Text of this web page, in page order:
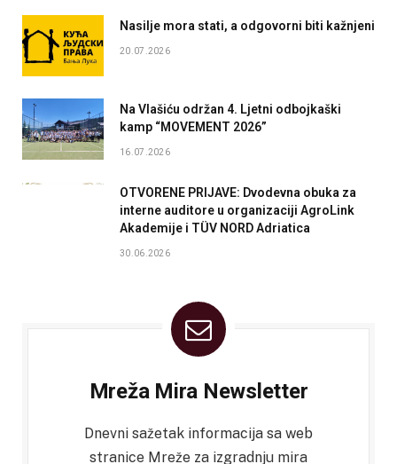
Nasilje mora stati, a odgovorni biti kažnjeni
20.07.2026
Na Vlašiću održan 4. Ljetni odbojkaški
kamp “MOVEMENT 2026”
16.07.2026
OTVORENE PRIJAVE: Dvodevna obuka za
interne auditore u organizaciji AgroLink
Akademije i TÜV NORD Adriatica
30.06.2026
Mreža Mira Newsletter
Dnevni sažetak informacija sa web
stranice Mreže za izgradnju mira